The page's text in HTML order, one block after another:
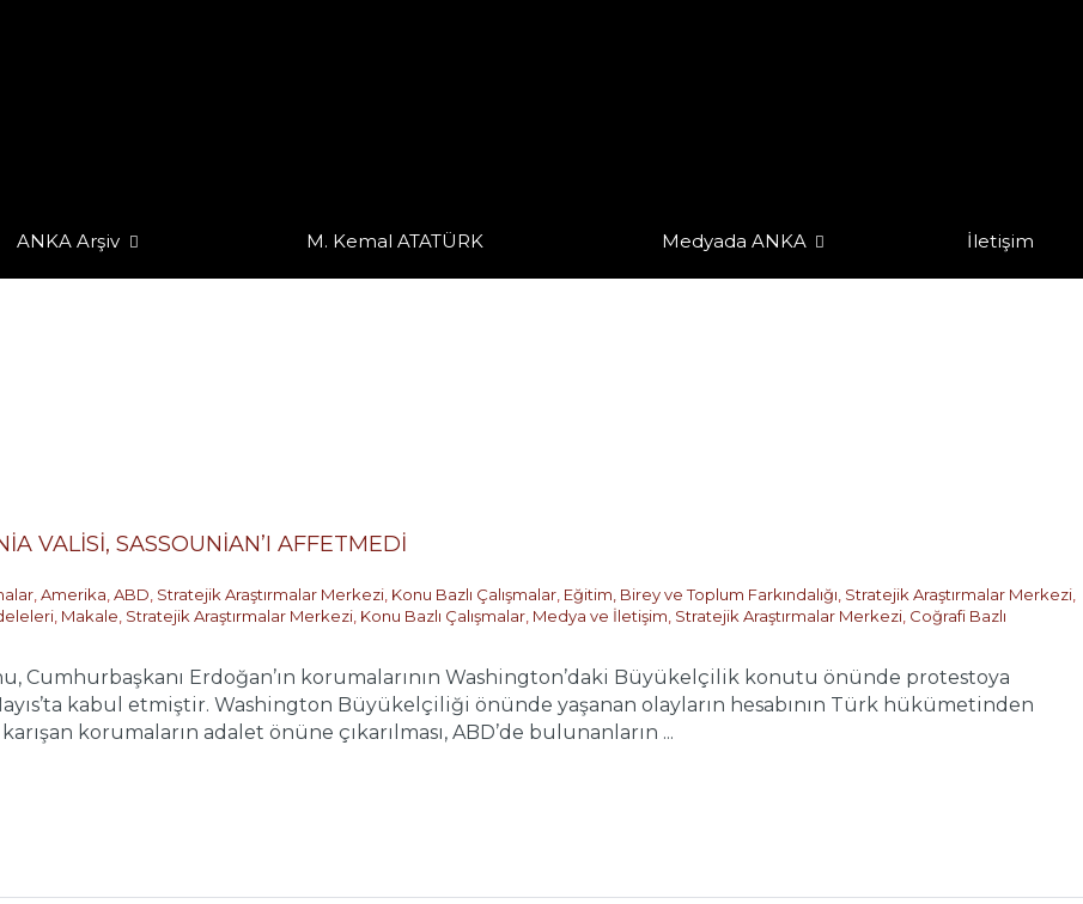
ANKA Arşiv M. Kemal ATATÜRK Medyada ANKA İletişim
VALİSİ, SASSOUNİAN’I AFFETMEDİ
Amerika ABD Stratejik Araştırmalar Merkezi Konu Bazlı Çalışmalar Eğitim, Birey ve Toplum Farkındalığı Stratejik Araştırmalar Merkezi
Makale Stratejik Araştırmalar Merkezi Konu Bazlı Çalışmalar Medya ve İletişim Stratejik Araştırmalar Merkezi Coğrafi Bazlı
Cumhurbaşkanı Erdoğan’ın korumalarının Washington’daki Büyükelçilik konutu önünde protestoya
kabul etmiştir. Washington Büyükelçiliği önünde yaşanan olayların hesabının Türk hükümetinden
korumaların adalet önüne çıkarılması, ABD’de bulunanların ...